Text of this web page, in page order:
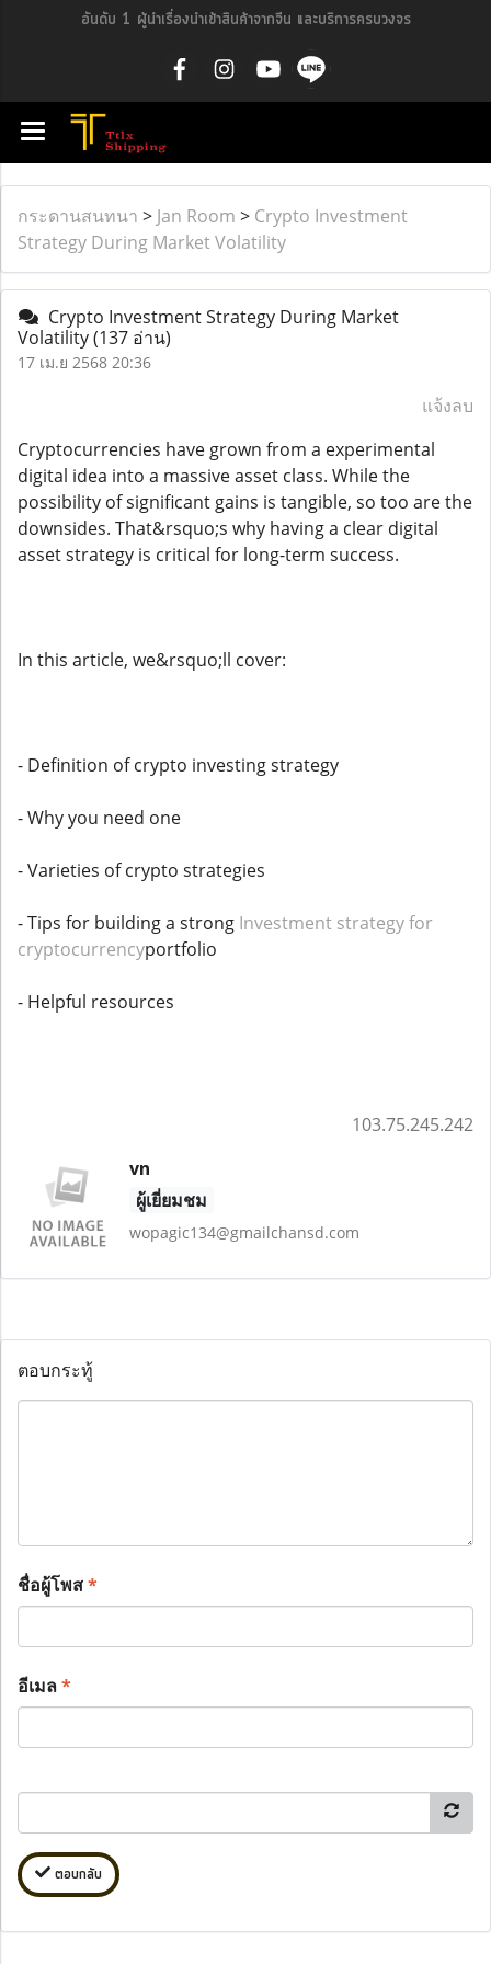
อันดับ 1 ผู้นำเรื่องนำเข้าสินค้าจากจีน และบริการครบวงจร
กระดานสนทนา > Jan Room > Crypto Investment
Strategy During Market Volatility
Crypto Investment Strategy During Market
Volatility(137 อ่าน)
17 เม.ย 2568 20:36
แจ้งลบ
Cryptocurrencies have grown from a experimental
digital idea into a massive asset class. While the
possibility of significant gains is tangible, so too are the
downsides. That&rsquo;s why having a clear digital
asset strategy is critical for long-term success.
In this article, we&rsquo;ll cover:
- Definition of crypto investing strategy
- Why you need one
- Varieties of crypto strategies
- Tips for building a strong Investment strategy for
cryptocurrencyportfolio
- Helpful resources
103.75.245.242
vn
ผู้เยี่ยมชม
wopagic134@gmailchansd.com
ตอบกระทู้
ชื่อผู้โพส*
อีเมล*
ตอบกลับ